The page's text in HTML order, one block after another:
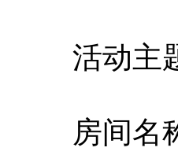
活动主
房间名